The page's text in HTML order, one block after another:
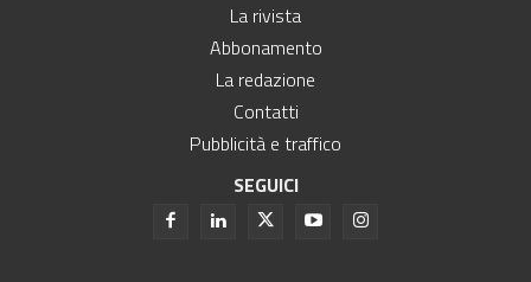
La rivista
Abbonamento
La redazione
Contatti
Pubblicità e traffico
SEGUICI